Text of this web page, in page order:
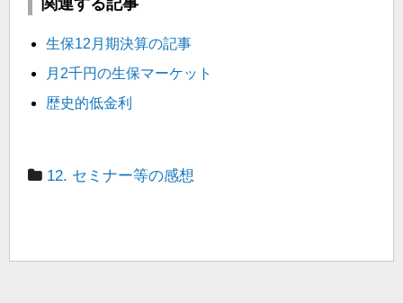
関連する記事
生保12月期決算の記事
月2千円の生保マーケット
歴史的低金利
12. セミナー等の感想